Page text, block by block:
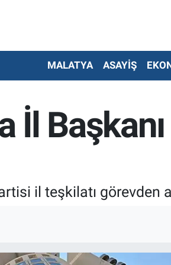
MALATYA ASAYİŞ
İl
il teşkilatı görevden